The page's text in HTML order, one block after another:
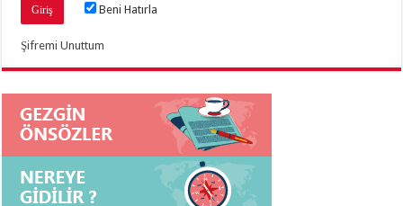
Beni Hatırla
Şifremi Unuttum